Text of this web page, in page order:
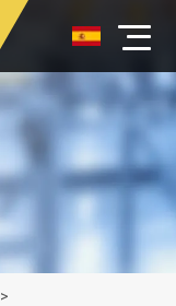
>